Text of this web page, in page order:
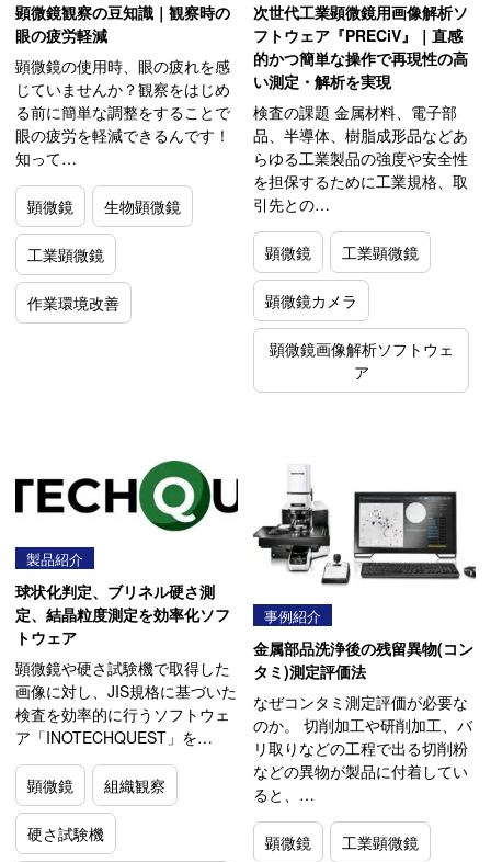
顕微鏡観察の豆知識｜観察時の
眼の疲労軽減
顕微鏡の使用時、眼の疲れを感
じていませんか？観察をはじめ
る前に簡単な調整をすることで
眼の疲労を軽減できるんです！
知って…
顕微鏡 生物顕微鏡
工業顕微鏡
作業環境改善
次世代工業顕微鏡用画像解析ソ
フトウェア『PRECiV』｜直感
的かつ簡単な操作で再現性の高
い測定・解析を実現
検査の課題 金属材料、電子部
品、半導体、樹脂成形品などあ
らゆる工業製品の強度や安全性
を担保するために工業規格、取
引先との…
顕微鏡 工業顕微鏡
顕微鏡カメラ
顕微鏡画像解析ソフトウェ
ア
製品紹介
球状化判定、ブリネル硬さ測
定、結晶粒度測定を効率化ソフ
トウェア
顕微鏡や硬さ試験機で取得した
画像に対し、JIS規格に基づいた
検査を効率的に行うソフトウェ
ア「INOTECHQUEST」を…
顕微鏡 組織観察
硬さ試験機
事例紹介
金属部品洗浄後の残留異物(コン
タミ)測定評価法
なぜコンタミ測定評価が必要な
のか。 切削加工や研削加工、バ
リ取りなどの工程で出る切削粉
などの異物が製品に付着してい
ると、…
顕微鏡 工業顕微鏡